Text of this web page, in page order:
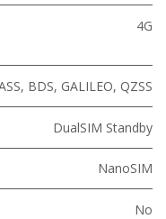
4G
BDS, GALILEO, QZSS
DualSIM Standby
NanoSIM
No